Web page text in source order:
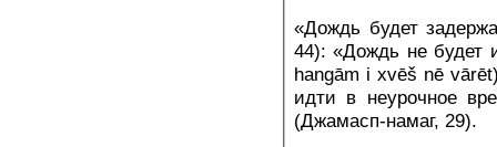
«Дождь будет
44): «Дождь не будет
hangām i xvēš nē
идти в неурочное
(Джамасп-намаг, 29).